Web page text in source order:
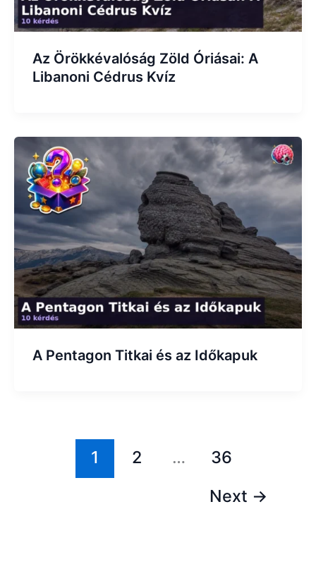
Az Örökkévalóság Zöld Óriásai: A
Libanoni Cédrus Kvíz
A Pentagon Titkai és az Időkapuk
1 2 …
36
Next →